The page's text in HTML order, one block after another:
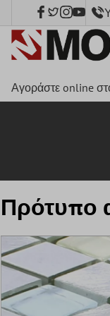
περιεχόμενο
Αγοράστε online
Πρότυπο